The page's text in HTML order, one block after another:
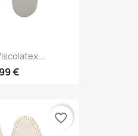
€
favorite_border